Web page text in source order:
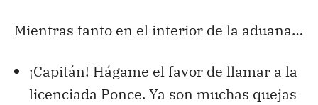
Mientras tanto en el interior de la aduana…
¡Capitán! Hágame el favor de llamar a la
licenciada Ponce. Ya son muchas quejas